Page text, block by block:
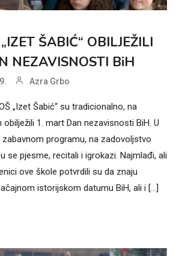
ŠABIĆ“ OBILJEŽILI
NEZAVISNOSTI BiH
Azra Grbo
„Izet Šabić“ su tradicionalno, na
1. mart Dan nezavisnosti BiH. U
programu, na zadovoljstvo
se pjesme, recitali i igrokazi. Najmlađi, ali
ove škole potvrdili su da znaju
istorijskom datumu BiH, ali i […]